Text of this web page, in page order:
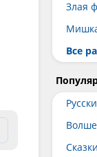
Злая
Все